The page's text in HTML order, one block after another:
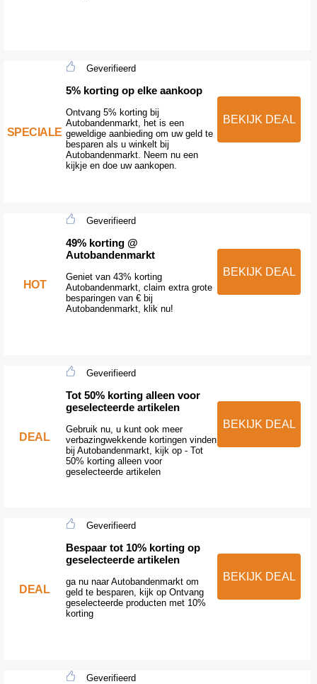
SPECIALE
Geverifieerd
5% korting op elke aankoop
Ontvang 5% korting bij
Autobandenmarkt, het is een
geweldige aanbieding om uw geld te
besparen als u winkelt bij
Autobandenmarkt. Neem nu een
kijkje en doe uw aankopen.
BEKIJK DEAL
HOT
Geverifieerd
49% korting @
Autobandenmarkt
Geniet van 43% korting
Autobandenmarkt, claim extra grote
besparingen van € bij
Autobandenmarkt, klik nu!
BEKIJK DEAL
DEAL
Geverifieerd
Tot 50% korting alleen voor
geselecteerde artikelen
Gebruik nu, u kunt ook meer
verbazingwekkende kortingen vinden
bij Autobandenmarkt, kijk op - Tot
50% korting alleen voor
geselecteerde artikelen
BEKIJK DEAL
DEAL
Geverifieerd
Bespaar tot 10% korting op
geselecteerde artikelen
ga nu naar Autobandenmarkt om
geld te besparen, kijk op Ontvang
geselecteerde producten met 10%
korting
BEKIJK DEAL
Geverifieerd